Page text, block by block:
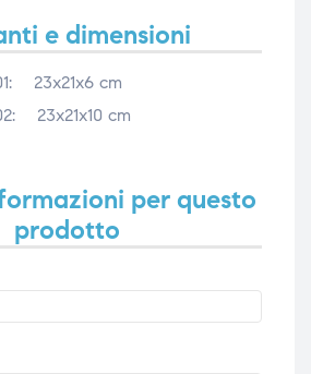
e dimensioni
23x21x6 cm
23x21x10 cm
per questo
prodotto